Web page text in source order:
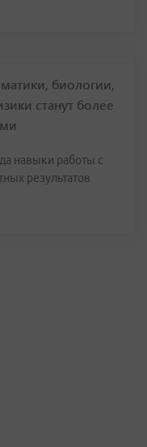
биологии,
станут более
навыки работы с
результатов